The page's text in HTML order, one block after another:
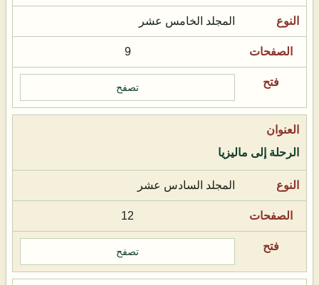
المجلد الخامس عشر
9
تصفح
الرحلة إلى ماليزيا
المجلد السادس عشر
12
تصفح